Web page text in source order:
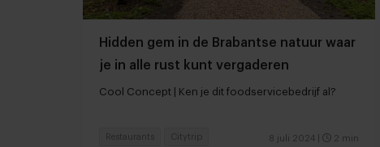
Hidden gem in de Brabantse natuur waar
je in alle rust kunt vergaderen
Cool Concept | Ken je dit foodservicebedrijf al?
8 juli 2024 2 min
Restaurants Citytrip